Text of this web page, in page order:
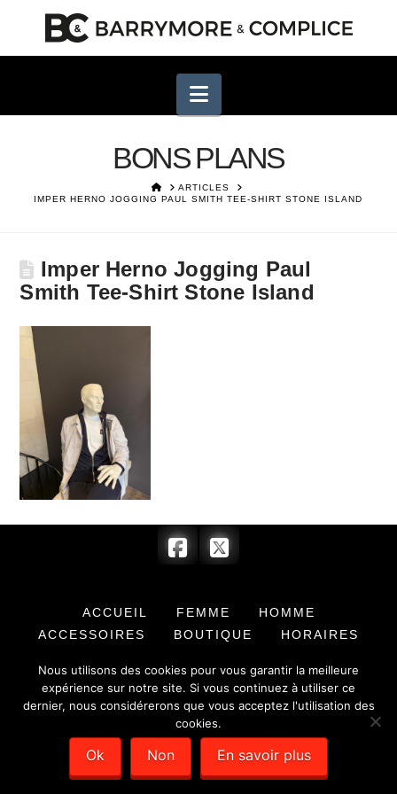
Navigation
BONS PLANS
HOMEARTICLES
IMPER HERNO JOGGING PAUL SMITH TEE-SHIRT STONE ISLAND
Imper Herno Jogging Paul
Smith Tee-Shirt Stone Island
ACCUEIL FEMME
HOMME
ACCESSOIRES
BOUTIQUE
HORAIRES
© 2017 BARRYMORE & COMPLICE - SARL au capital de 7 622,00 € -
SIRET : 351 779 384 00012 - Mentions légales- Création de sites
Déclic Communication
Nous utilisons des cookies pour vous garantir la meilleure
expérience sur notre site. Si vous continuez à utiliser ce
dernier, nous considérerons que vous acceptez l'utilisation des
cookies.
Ok Non En savoir plus